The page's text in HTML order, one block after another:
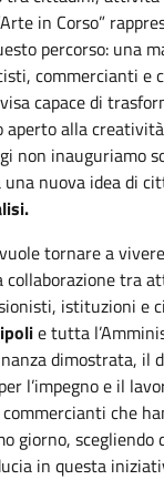
in Corso”
percorso: una
commercianti e
capace di
aperto alla
non inauguriamo
una nuova idea di
tornare a
collaborazione tra
istituzioni e
e tutta
dimostrata, il
l’impegno e il
che
giorno, scegliendo
in questa